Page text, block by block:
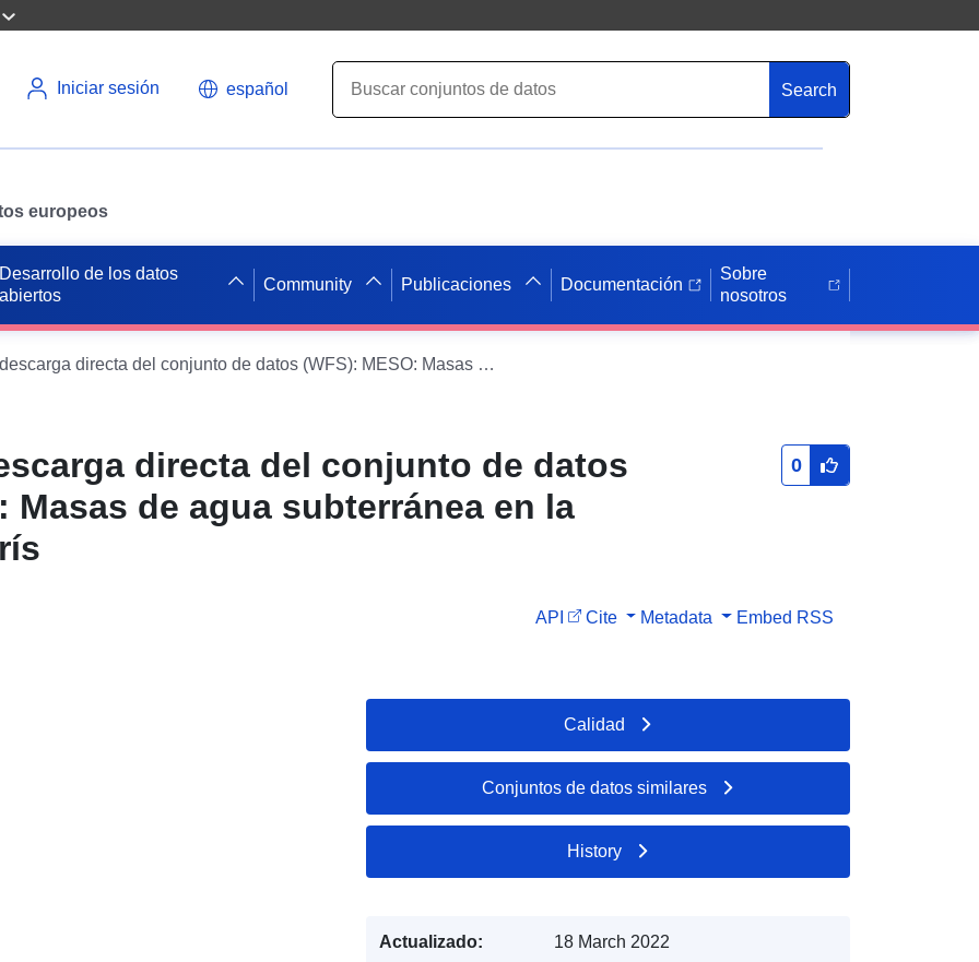
Iniciar sesión español Search
europeos
Desarrollo de los datos
abiertos
Community Publicaciones Documentación
Sobre
nosotros
Servicio de descarga directa del conjunto de datos (WFS): MESO: Masas de agua subterránea en la cuenca de París
directa del conjunto de datos
Masas de agua subterránea en la
0
API Cite Metadata Embed RSS
Calidad
Conjuntos de datos similares
History
Actualizado: 18 March 2022